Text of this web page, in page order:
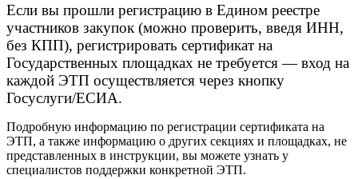
Если вы прошли регистрацию в Едином реестре
участников закупок (можно проверить, введя ИНН,
без КПП), регистрировать сертификат на
Государственных площадках не требуется — вход на
каждой ЭТП осуществляется через кнопку
Госуслуги/ЕСИА.
Подробную информацию по регистрации сертификата на
ЭТП, а также информацию о других секциях и площадках, не
представленных в инструкции, вы можете узнать у
специалистов поддержки конкретной ЭТП.